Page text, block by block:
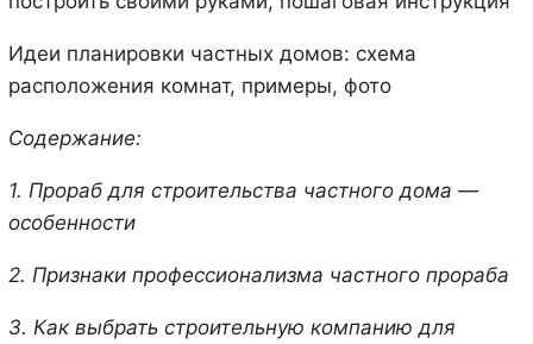
Идеи планировки частных домов: схема
расположения комнат, примеры, фото
Содержание:
1. Прораб для строительства частного дома —
особенности
2. Признаки профессионализма частного прораба
3. Как выбрать строительную компанию для